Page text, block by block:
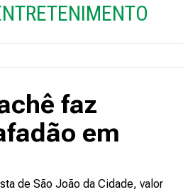
faz
em
de São João da Cidade, valor